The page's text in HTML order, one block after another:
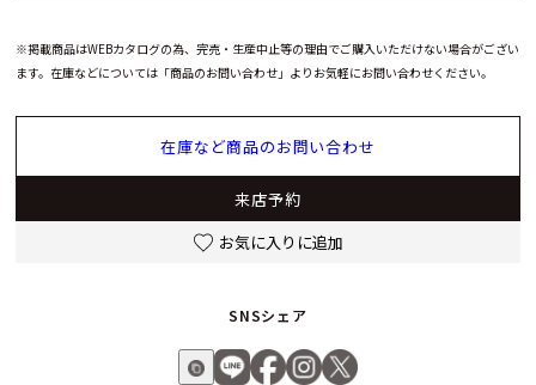
※掲載商品はWEBカタログの為、完売・生産中止等の理由でご購入いただけない場合がござい
ます。在庫などについては「商品のお問い合わせ」よりお気軽にお問い合わせください。
在庫など商品のお問い合わせ
来店予約
お気に入りに追加
SNSシェア